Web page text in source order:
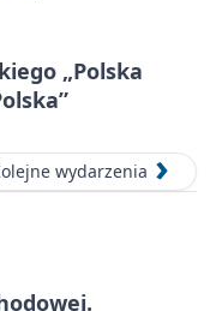
„Polska
wydarzenia